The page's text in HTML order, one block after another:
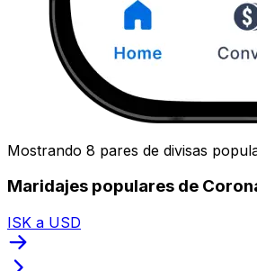
Mostrando 8 pares de divisas
Maridajes populares de
ISK a USD